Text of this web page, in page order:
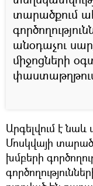
տարածքում
անօդաչու
միջոցների
Արգելվում է
Մոսկվայի
խմբերի